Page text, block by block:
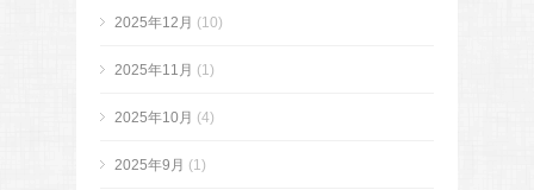
2025年12月 (10)
2025年11月 (1)
2025年10月 (4)
2025年9月 (1)